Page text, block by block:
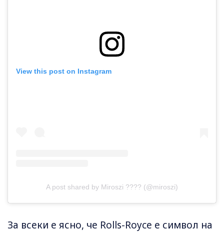
View this post on Instagram
A post shared by Miroszi ???? (@miroszi)
За всеки е ясно, че Rolls-Royce е символ на